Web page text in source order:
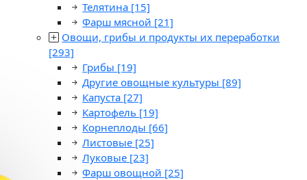
Телятина [15]
Фарш мясной [21]
Овощи, грибы и продукты их переработки
[293]
Грибы [19]
Другие овощные культуры [89]
Капуста [27]
Картофель [19]
Корнеплоды [66]
Листовые [25]
Луковые [23]
Фарш овощной [25]